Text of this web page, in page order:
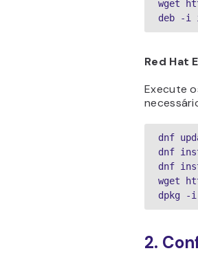
wget
deb -i
Red Hat
Execute
dnf
dnf
dnf
wget
dpkg -i
2.